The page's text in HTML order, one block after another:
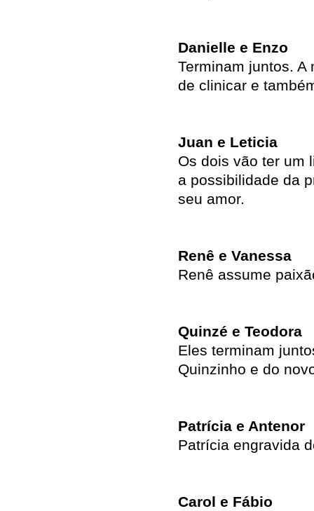
Danielle e Enzo
Terminam juntos.
de clinicar e
Juan e Leticia
Os dois vão ter um
a possibilidade da
seu amor.
Renê e Vanessa
Renê assume
Quinzé e Teodora
Eles terminam
Quinzinho e do
Patrícia e Antenor
Patrícia engravida
Carol e Fábio